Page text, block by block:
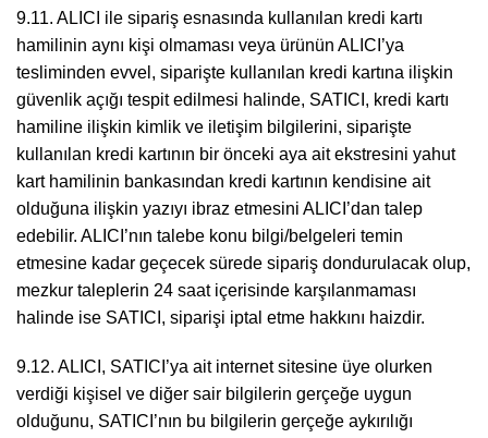
9.11. ALICI ile sipariş esnasında kullanılan kredi kartı
hamilinin aynı kişi olmaması veya ürünün ALICI’ya
tesliminden evvel, siparişte kullanılan kredi kartına ilişkin
güvenlik açığı tespit edilmesi halinde, SATICI, kredi kartı
hamiline ilişkin kimlik ve iletişim bilgilerini, siparişte
kullanılan kredi kartının bir önceki aya ait ekstresini yahut
kart hamilinin bankasından kredi kartının kendisine ait
olduğuna ilişkin yazıyı ibraz etmesini ALICI’dan talep
edebilir. ALICI’nın talebe konu bilgi/belgeleri temin
etmesine kadar geçecek sürede sipariş dondurulacak olup,
mezkur taleplerin 24 saat içerisinde karşılanmaması
halinde ise SATICI, siparişi iptal etme hakkını haizdir.
9.12. ALICI, SATICI’ya ait internet sitesine üye olurken
verdiği kişisel ve diğer sair bilgilerin gerçeğe uygun
olduğunu, SATICI’nın bu bilgilerin gerçeğe aykırılığı